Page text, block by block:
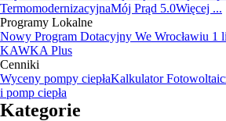
TermomodernizacyjnaMój Prąd 5.0Więcej ...
Programy Lokalne
Nowy Program Dotacyjny We Wrocławiu 1
KAWKA Plus
Cenniki
Wyceny pompy ciepłaKalkulator
i pomp ciepła
Kategorie